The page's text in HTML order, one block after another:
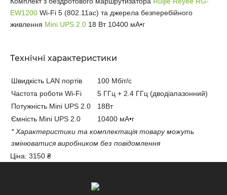
EW1200 Wi-Fi 5 (802.11ac) та джерела безперебійного
живлення Mini UPS 2.0 18 Вт 10400 мА•г
Технічні характеристики
Швидкість LAN портів
100 Мбіт/с
Частота роботи Wi-Fi
5 ГГц + 2.4 ГГц (дводіапазонний)
Потужність Mini UPS 2.0
18Вт
Ємність Mini UPS 2.0
10400 мА•г
* Характеристики та комплектація товару можуть
змінюватися виробником без повідомлення
Ціна: 3150 ₴